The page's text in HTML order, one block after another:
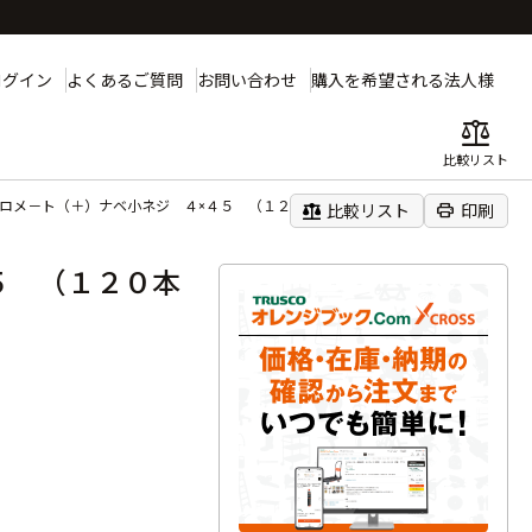
イン よくあるご質問 お問い合わせ 購入を希望される法人様
balance
比較リスト
メ－ト（＋）ナベ小ネジ ４×４５ （１２０本入）
balance 比較リスト print 印刷
（１２０本